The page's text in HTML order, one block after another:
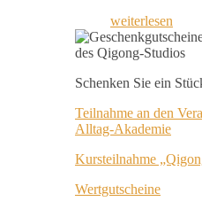
weiterlesen
Schenken Sie ein
Teilnahme an den
Alltag-Akademie
Kursteilnahme
Wertgutscheine